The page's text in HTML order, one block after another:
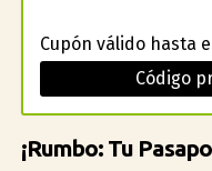
Cupón válido hasta
Código
¡Rumbo: Tu